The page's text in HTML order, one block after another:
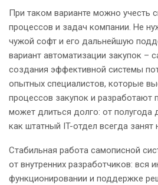
При таком варианте можно учесть
процессов и задач компании. Не
чужой софт и его дальнейшую
вариант автоматизации закупок –
создания эффективной системы
опытных специалистов, которые
процессов закупок и разработают
может длиться долго: от полугода
как штатный IT-отдел всегда
Стабильная работа самописной
от внутренних разработчиков: вся
функционировании и поддержке